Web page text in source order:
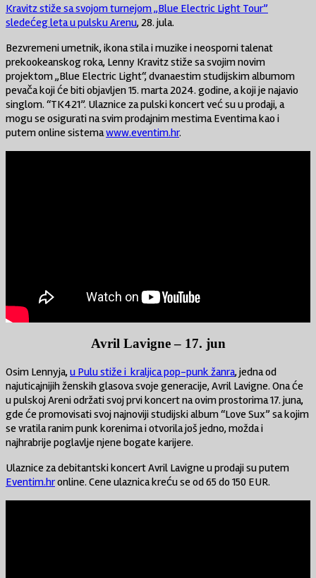
Kravitz stiže sa svojom turnejom „Blue Electric Light Tour”
sledećeg leta u pulsku Arenu, 28. jula.
Bezvremeni umetnik, ikona stila i muzike i neosporni talenat
prekookeanskog roka, Lenny Kravitz stiže sa svojim novim
projektom „Blue Electric Light“, dvanaestim studijskim albumom
pevača koji će biti objavljen 15. marta 2024. godine, a koji je najavio
singlom. “TK421”. Ulaznice za pulski koncert već su u prodaji, a
mogu se osigurati na svim prodajnim mestima Eventima kao i
putem online sistemawww.eventim.hr.
Avril Lavigne – 17. jun
Osim Lennyja, u Pulu stiže i kraljica pop-punk žanra, jedna od
najuticajnijih ženskih glasova svoje generacije, Avril Lavigne. Ona će
u pulskoj Areni održati svoj prvi koncert na ovim prostorima 17. juna,
gde će promovisati svoj najnoviji studijski album “Love Sux” sa kojim
se vratila ranim punk korenima i otvorila još jedno, možda i
najhrabrije poglavlje njene bogate karijere.
Ulaznice za debitantski koncert Avril Lavigne u prodaji su putem
Eventim.hronline. Cene ulaznica kreću se od 65 do 150 EUR.